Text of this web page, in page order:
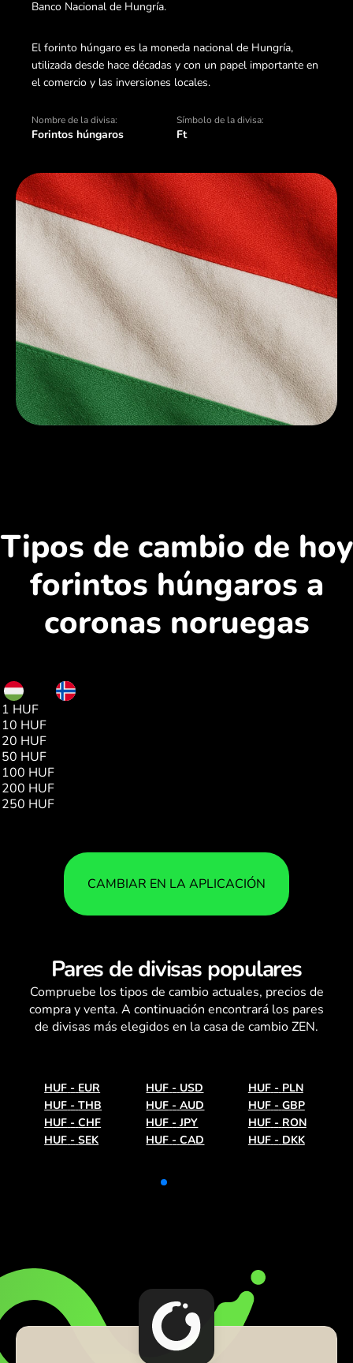
Banco Nacional de Hungría.
El forinto húngaro es la moneda nacional de Hungría,
utilizada desde hace décadas y con un papel importante en
el comercio y las inversiones locales.
Nombre de la divisa:
Forintos húngaros
Símbolo de la divisa:
Ft
Tipos de cambio de hoy
forintos húngaros a
coronas noruegas
HUF
1 HUF
10 HUF
20 HUF
50 HUF
100 HUF
200 HUF
250 HUF
CAMBIAR EN LA APLICACIÓN
Pares de divisas populares
Compruebe los tipos de cambioactuales, precios de
compra y venta. A continuación encontrará los pares
de divisas más elegidos en la casa de cambio ZEN.
HUF - EUR HUF - USD HUF - PLN
HUF - THB HUF - AUD HUF - GBP
HUF - CHF HUF - JPY HUF - RON
HUF - SEK HUF - CAD HUF - DKK